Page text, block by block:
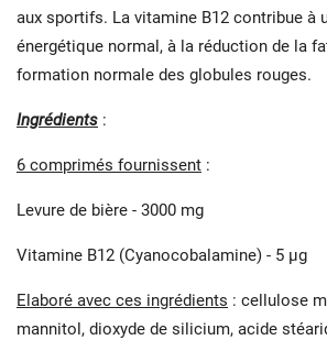
aux sportifs. La vitamine B12 contribue à
énergétique normal, à la réduction de la
formation normale des globules rouges.
Ingrédients :
6 comprimés fournissent :
Levure de bière - 3000 mg
Vitamine B12 (Cyanocobalamine) - 5 μg
Elaboré avec ces ingrédients : cellulose
mannitol, dioxyde de silicium, acide